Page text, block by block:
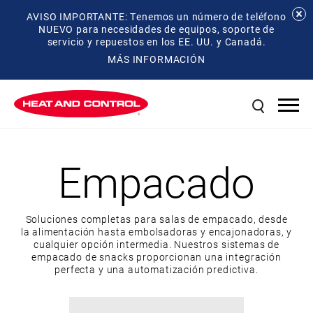
AVISO IMPORTANTE: Tenemos un número de teléfono
NUEVO para necesidades de equipos, soporte de
servicio y repuestos en los EE. UU. y Canadá.
MÁS INFORMACIÓN
Empacado
Soluciones completas para salas de empacado, desde
la alimentación hasta embolsadoras y encajonadoras, y
cualquier opción intermedia. Nuestros sistemas de
empacado de snacks proporcionan una integración
perfecta y una automatización predictiva.